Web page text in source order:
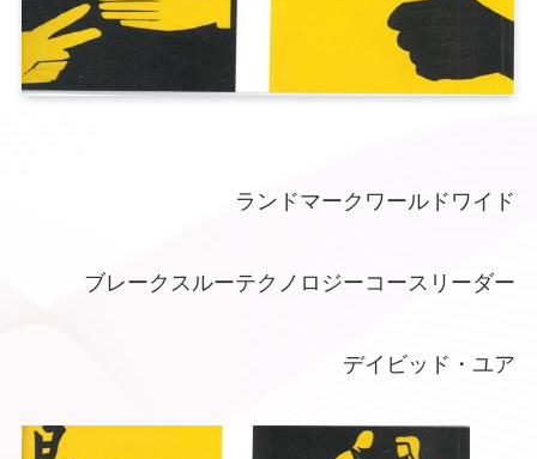
ランドマークワールドワイド
ブレークスルーテクノロジーコースリーダー
デイビッド・ユア